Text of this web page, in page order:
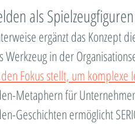
als
ergänzt das Konzept
Werkzeug in der
Fokus stellt, um komplexe
Metaphern für
Geschichten ermöglicht